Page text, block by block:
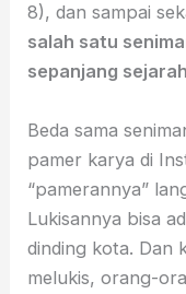
8), dan sampai
salah satu
sepanjang
Beda sama
pamer karya di
“pamerannya”
Lukisannya bisa
dinding kota. Dan
melukis, orang-